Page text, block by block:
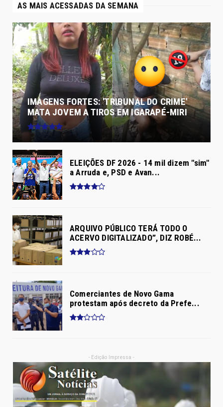
AS MAIS ACESSADAS DA SEMANA
IMAGENS FORTES: 'TRIBUNAL DO CRIME'
MATA JOVEM A TIROS EM IGARAPÉ-MIRI
ELEIÇÕES DF 2026 - 14 mil dizem "sim"
a Arruda e, PSD e Avan...
ARQUIVO PÚBLICO TERÁ TODO O
ACERVO DIGITALIZADO”, DIZ ROBÉ...
Comerciantes de Novo Gama
protestam após decreto da Prefe...
- Edição Impressa -